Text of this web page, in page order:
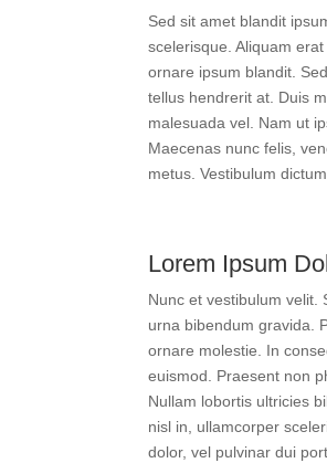
Sed sit amet blandit
scelerisque. Aliquam
ornare ipsum blandit.
tellus hendrerit at. Duis
malesuada vel. Nam ut
Maecenas nunc felis,
metus. Vestibulum
Lorem Ipsum
Nunc et vestibulum velit.
urna bibendum gravida.
ornare molestie. In
euismod. Praesent non
Nullam lobortis ultricies
nisl in, ullamcorper
dolor, vel pulvinar dui